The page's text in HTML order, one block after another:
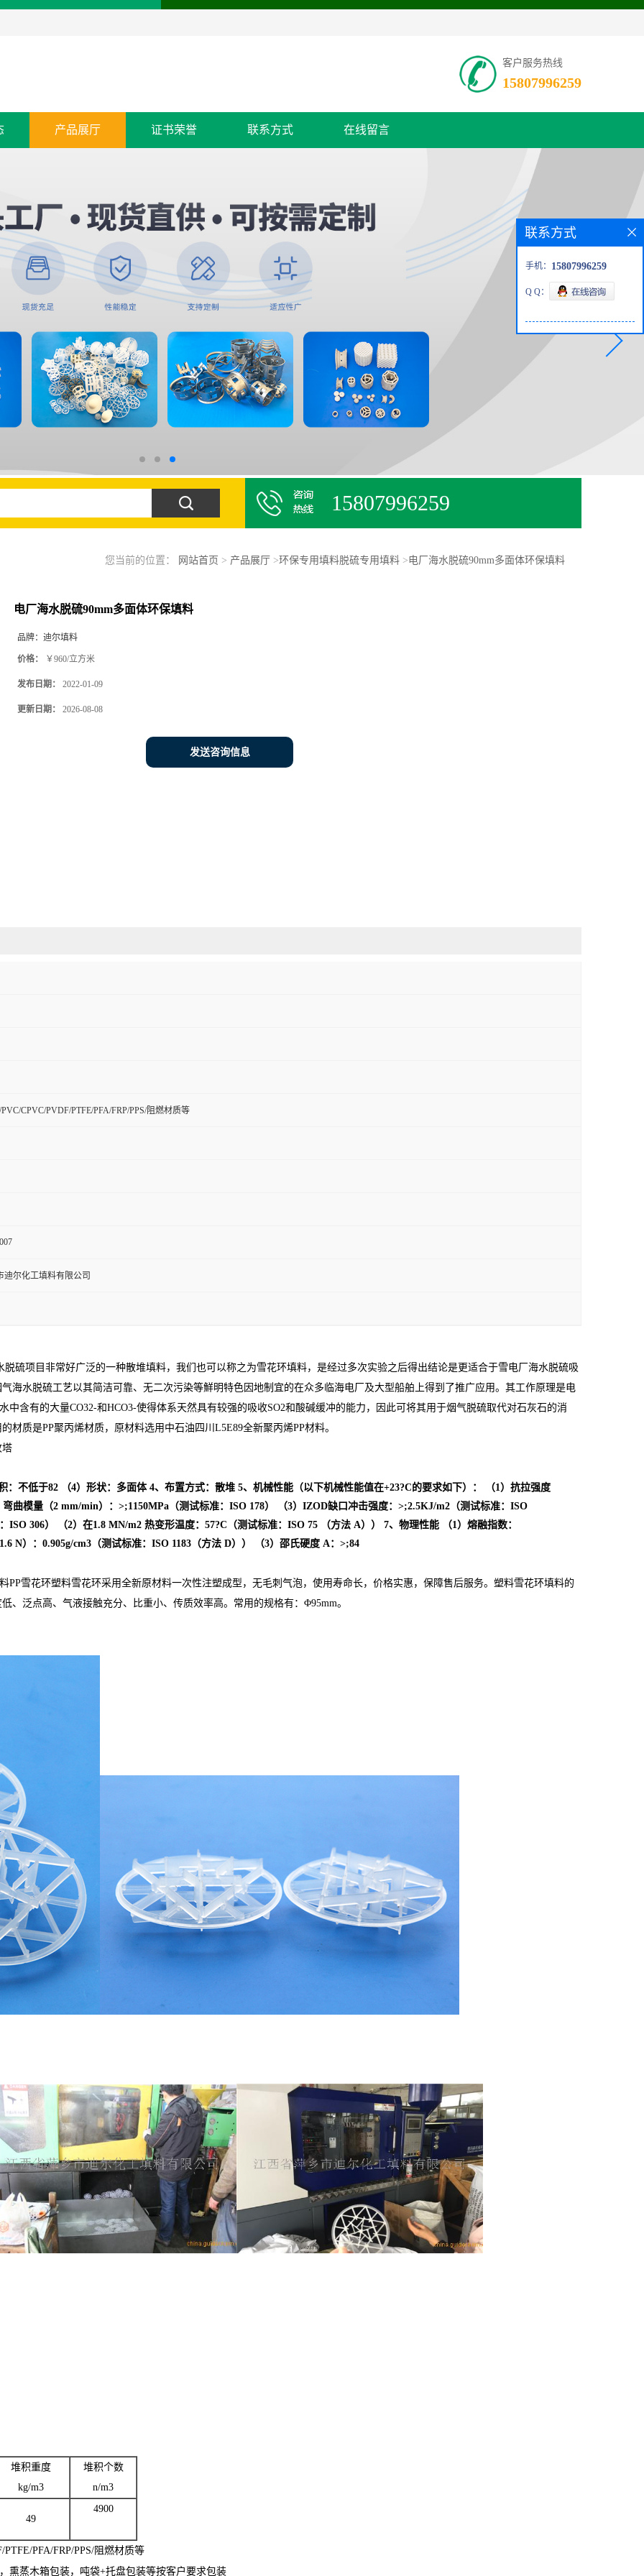
客户服务热线
15807996259
产品展厅 证书荣誉 联系方式 在线留言
15807996259
您当前的位置： 网站首页 > 产品展厅 >环保专用填料脱硫专用填料>电厂海水脱硫90mm多面体环保填料
电厂海水脱硫90mm多面体环保填料
品牌： 迪尔填料
价格： ￥960/立方米
发布日期： 2022-01-09
更新日期： 2026-08-08
发送咨询信息
PVC/CPVC/PVDF/PTFE/PFA/FRP/PPS/阻燃材质等
迪尔化工填料有限公司
硫项目非常好广泛的一种散堆填料，我们也可以称之为雪花环填料，是经过多次实验之后得出结论是更适合于雪电厂海水脱硫吸
海水脱硫工艺以其简洁可靠、无二次污染等鮮明特色因地制宜的在众多临海电厂及大型船舶上得到了推广应用。其工作原理是电
含有的大量CO32-和HCO3-使得体系天然具有较强的吸收SO2和酸碱缓冲的能力，因此可将其用于烟气脱硫取代对石灰石的消
质是PP聚丙烯材质，原材料选用中石油四川L5E89全新聚丙烯PP材料。
塔
：不低于82 （4）形状：多面体 4、布置方式：散堆 5、机械性能（以下机械性能值在+23?C的要求如下）： （1）抗拉强度
曲模量（2 mm/min）：>;1150MPa（测试标准：ISO 178） （3）IZOD缺口冲击强度：>;2.5KJ/m2（测试标准：ISO
306） （2）在1.8 MN/m2 热变形温度：57?C（测试标准：ISO 75 （方法 A）） 7、物理性能 （1）熔融指数：
N）：0.905g/cm3（测试标准：ISO 1183（方法 D）） （3）邵氏硬度 A：>;84
PP雪花环塑料雪花环采用全新原材料一次性注塑成型，无毛刺气泡，使用寿命长，价格实惠，保障售后服务。塑料雪花环填料的
、泛点高、气液接触充分、比重小、传质效率高。常用的规格有： Φ95mm。
堆积重度
kg/m3
堆积个数
n/m3
49
4900
PFA/FRP/PPS/阻燃材质等
熏蒸木箱包装，吨袋+托盘包装等按客户要求包装
联系方式
手机： 15807996259
Q Q：